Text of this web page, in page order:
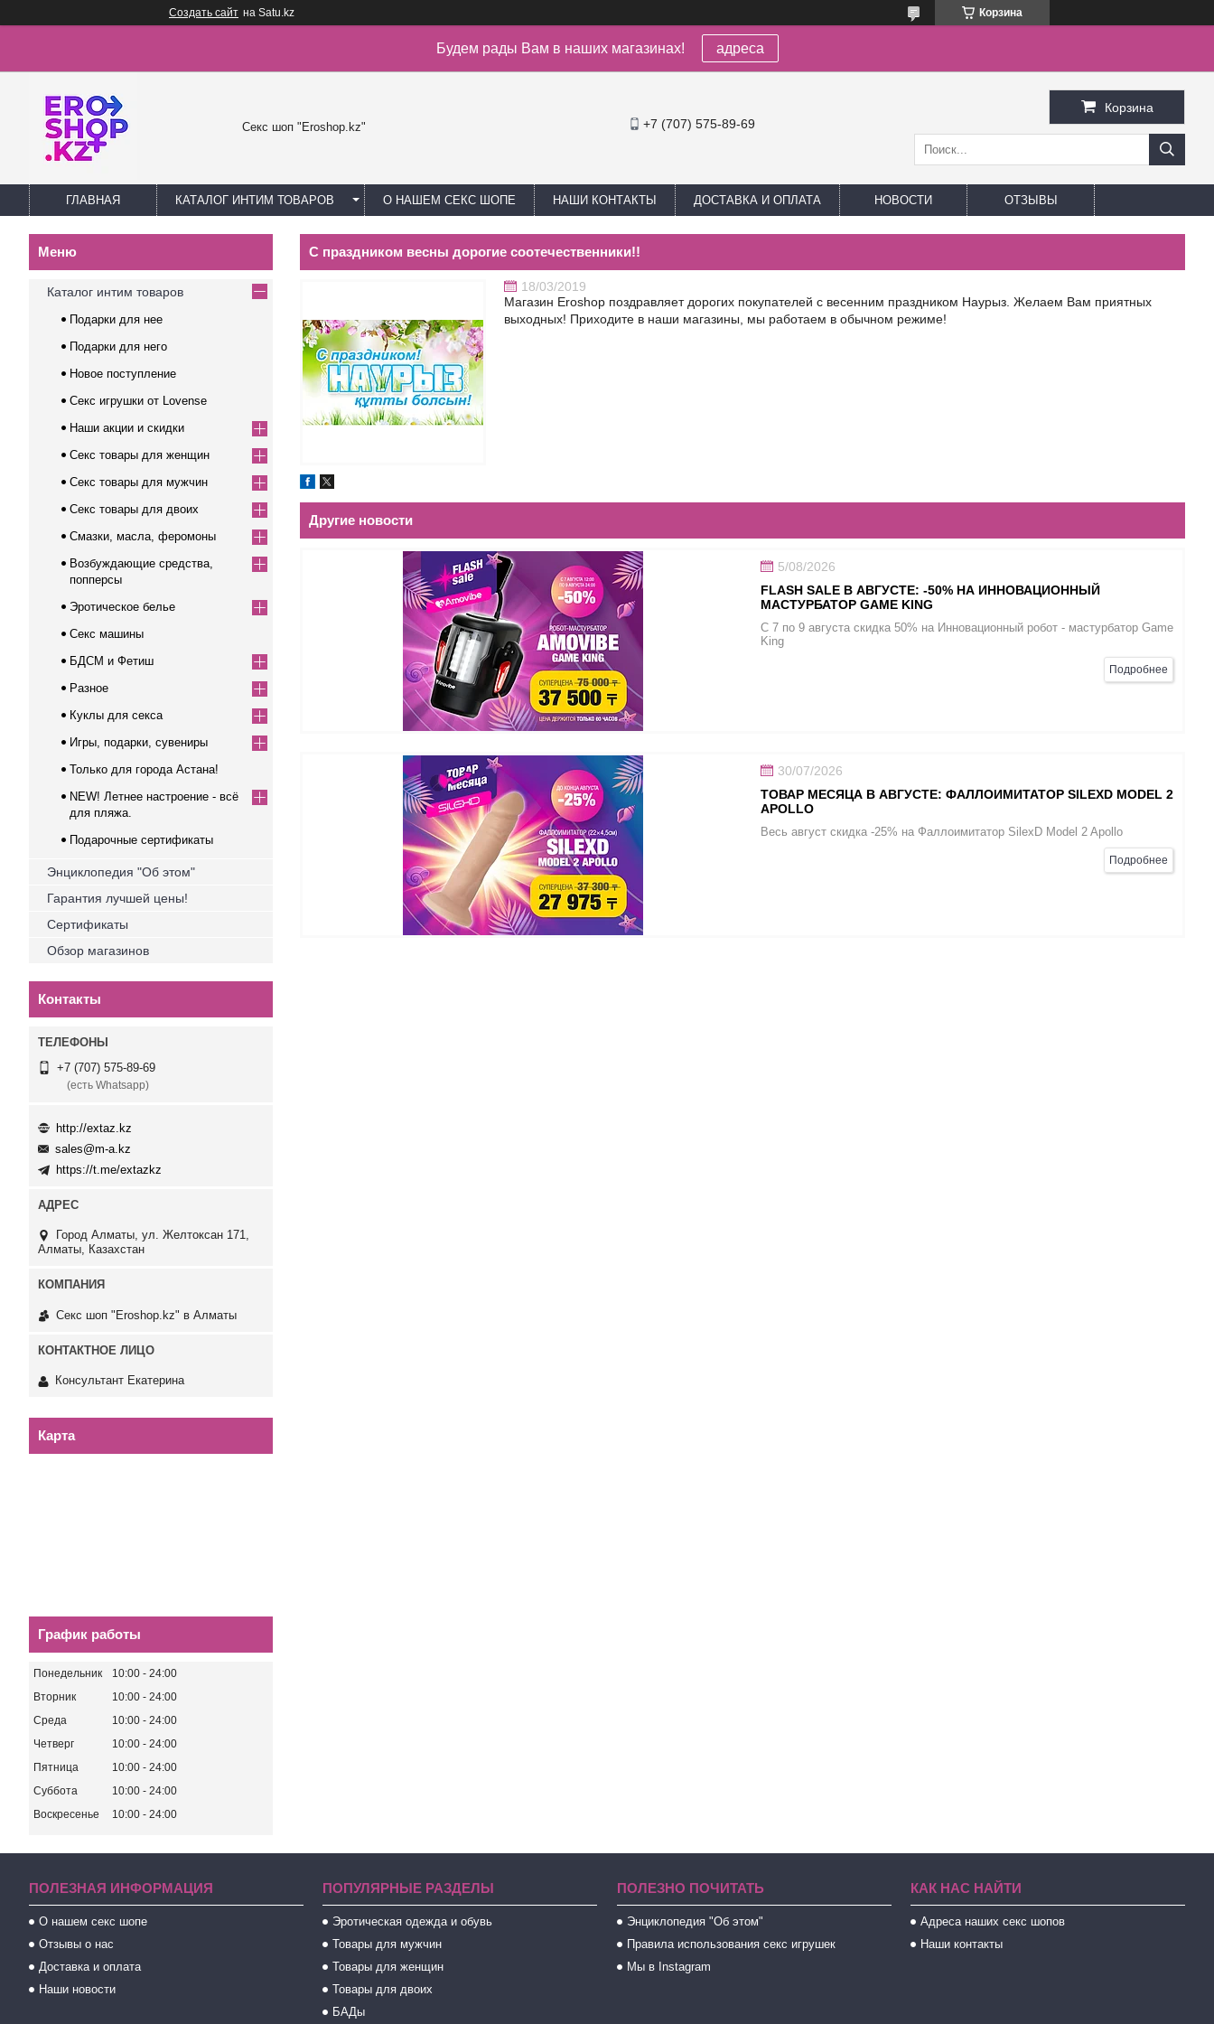
Создать сайт на Satu.kz Корзина
Будем рады Вам в наших магазинах! адреса
Секс шоп "Eroshop.kz" +7 (707) 575-89-69
Корзина
ГЛАВНАЯ КАТАЛОГ ИНТИМ ТОВАРОВ О НАШЕМ СЕКС ШОПЕ НАШИ КОНТАКТЫ ДОСТАВКА И ОПЛАТА НОВОСТИ ОТЗЫВЫ
С праздником весны дорогие соотечественники!!
18/03/2019
Магазин Eroshop поздравляет дорогих покупателей с весенним праздником Наурыз. Желаем Вам приятных
выходных! Приходите в наши магазины, мы работаем в обычном режиме!
Другие новости
5/08/2026
FLASH SALE В АВГУСТЕ: -50% НА ИННОВАЦИОННЫЙ
МАСТУРБАТОР GAME KING
С 7 по 9 августа скидка 50% на Инновационный робот - мастурбатор Game
King
Подробнее
30/07/2026
ТОВАР МЕСЯЦА В АВГУСТЕ: ФАЛЛОИМИТАТОР SILEXD MODEL 2
APOLLO
Весь август скидка -25% на Фаллоимитатор SilexD Model 2 Apollo
Подробнее
Каталог интим товаров
Подарки для нее
Подарки для него
Новое поступление
Секс игрушки от Lovense
Наши акции и скидки
Секс товары для женщин
Секс товары для мужчин
Секс товары для двоих
Смазки, масла, феромоны
Возбуждающие средства,
попперсы
Эротическое белье
Секс машины
БДСМ и Фетиш
Разное
Куклы для секса
Игры, подарки, сувениры
Только для города Астана!
NEW! Летнее настроение - всё
для пляжа.
Подарочные сертификаты
Энциклопедия "Об этом"
Гарантия лучшей цены!
Сертификаты
Обзор магазинов
Контакты
+7 (707) 575-89-69
(есть Whatsapp)
http://extaz.kz
sales@m-a.kz
https://t.me/extazkz
Город Алматы, ул. Желтоксан 171,
Алматы, Казахстан
Секс шоп "Eroshop.kz" в Алматы
Консультант Екатерина
Карта
График работы
Понедельник 10:00
24:00
Вторник
10:00
24:00
Среда
10:00
24:00
Четверг
10:00
24:00
Пятница
10:00
24:00
Суббота
10:00
24:00
Воскресенье
10:00 24:00
ПОЛЕЗНАЯ ИНФОРМАЦИЯ
О нашем секс шопе
Отзывы о нас
Доставка и оплата
Наши новости
ПОПУЛЯРНЫЕ РАЗДЕЛЫ
Эротическая одежда и обувь
Товары для мужчин
Товары для женщин
Товары для двоих
БАДы
ПОЛЕЗНО ПОЧИТАТЬ
Энциклопедия "Об этом"
Правила использования секс игрушек
Мы в Instagram
КАК НАС НАЙТИ
Адреса наших секс шопов
Наши контакты